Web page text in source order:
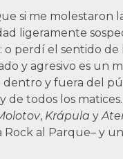
si me
ligeramente
perdí el sentido
y agresivo es
y fuera del
de todos los
, Krápula y
al Parque– y